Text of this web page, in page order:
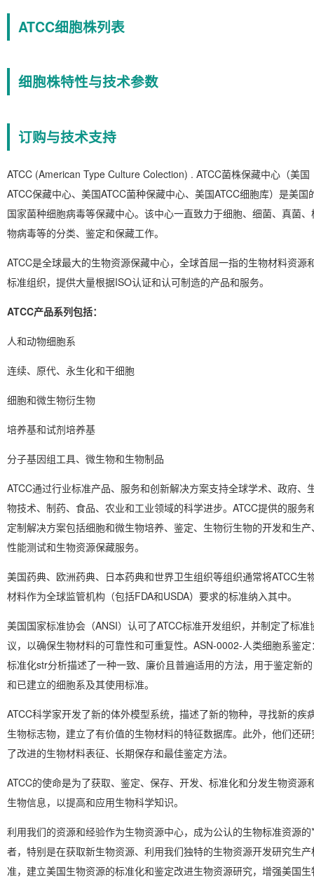
ATCC细胞株列表
细胞株特性与技术参数
订购与技术支持
ATCC (American Type Culture Colection) . ATCC菌株保藏中心（美国
ATCC保藏中心、美国ATCC菌种保藏中心、美国ATCC细胞库）是美国
国家菌种细胞病毒等保藏中心。该中心一直致力于细胞、细菌、真菌、
物病毒等的分类、鉴定和保藏工作。
ATCC是全球最大的生物资源保藏中心，全球首屈一指的生物材料资源
标准组织，提供大量根据ISO认证和认可制造的产品和服务。
ATCC产品系列包括：
人和动物细胞系
连续、原代、永生化和干细胞
细胞和微生物衍生物
培养基和试剂培养基
分子基因组工具、微生物和生物制品
ATCC通过行业标准产品、服务和创新解决方案支持全球学术、政府、
物技术、制药、食品、农业和工业领域的科学进步。ATCC提供的服务
定制解决方案包括细胞和微生物培养、鉴定、生物衍生物的开发和生产
性能测试和生物资源保藏服务。
美国药典、欧洲药典、日本药典和世界卫生组织等组织通常将ATCC生
材料作为全球监管机构（包括FDA和USDA）要求的标准纳入其中。
美国国家标准协会（ANSI）认可了ATCC标准开发组织，并制定了标准
议，以确保生物材料的可靠性和可重复性。ASN-0002-人类细胞系鉴定
标准化str分析描述了一种一致、廉价且普遍适用的方法，用于鉴定新的
和已建立的细胞系及其使用标准。
ATCC科学家开发了新的体外模型系统，描述了新的物种，寻找新的疾
生物标志物，建立了有价值的生物材料的特征数据库。此外，他们还研
了改进的生物材料表征、长期保存和最佳鉴定方法。
ATCC的使命是为了获取、鉴定、保存、开发、标准化和分发生物资源
生物信息，以提高和应用生物科学知识。
利用我们的资源和经验作为生物资源中心，成为公认的生物标准资源的
者，特别是在获取新生物资源、利用我们独特的生物资源开发研究生产
准，建立美国生物资源的标准化和鉴定改进生物资源研究，增强美国生